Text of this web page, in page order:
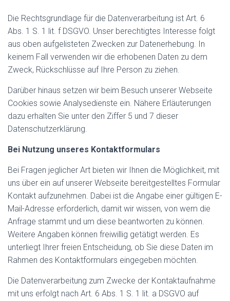
Die Rechtsgrundlage für die Datenverarbeitung ist Art. 6
Abs. 1 S. 1 lit. f DSGVO. Unser berechtigtes Interesse folgt
aus oben aufgelisteten Zwecken zur Datenerhebung. In
keinem Fall verwenden wir die erhobenen Daten zu dem
Zweck, Rückschlüsse auf Ihre Person zu ziehen.
Darüber hinaus setzen wir beim Besuch unserer Webseite
Cookies sowie Analysedienste ein. Nähere Erläuterungen
dazu erhalten Sie unter den Ziffer 5 und 7 dieser
Datenschutzerklärung.
Bei Nutzung unseres Kontaktformulars
Bei Fragen jeglicher Art bieten wir Ihnen die Möglichkeit, mit
uns über ein auf unserer Webseite bereitgestelltes Formular
Kontakt aufzunehmen. Dabei ist die Angabe einer gültigen E-
Mail-Adresse erforderlich, damit wir wissen, von wem die
Anfrage stammt und um diese beantworten zu können.
Weitere Angaben können freiwillig getätigt werden. Es
unterliegt Ihrer freien Entscheidung, ob Sie diese Daten im
Rahmen des Kontaktformulars eingegeben möchten.
Die Datenverarbeitung zum Zwecke der Kontaktaufnahme
mit uns erfolgt nach Art. 6 Abs. 1 S. 1 lit. a DSGVO auf